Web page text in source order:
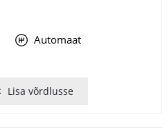
Automaat
Lisa võrdlusse